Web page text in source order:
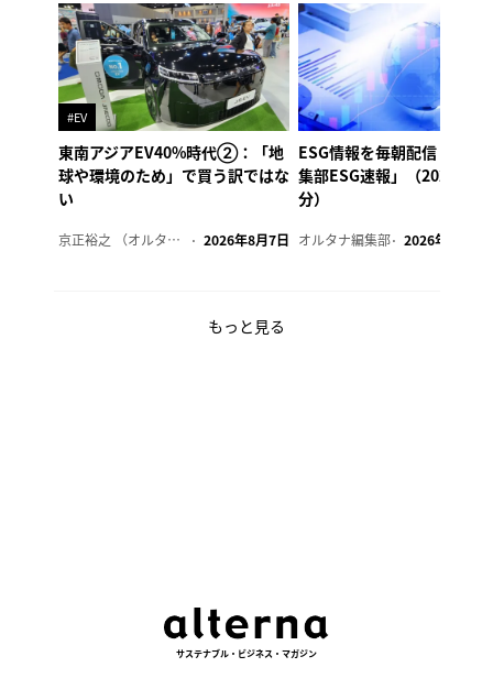
#EV
東南アジアEV40%時代②：「地
球や環境のため」で買う訳ではな
い
京正裕之 （オルタナ副編集長） 2026年8月7日
ESG情報を毎朝配信「オル
集部ESG速報」（2026年8
分）
オルタナ編集部 2026年8月7日
もっと見る
サステナブル・ビジネス・マガジン